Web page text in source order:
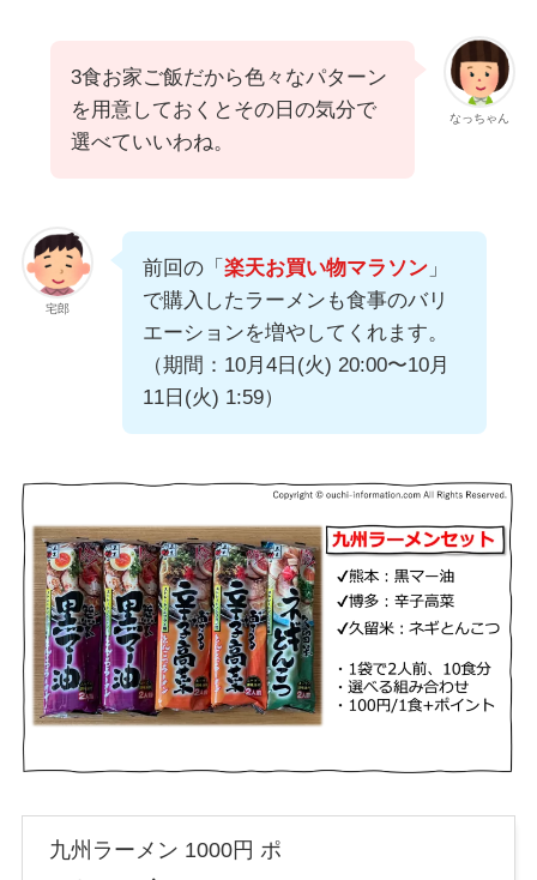
なっちゃん
3食お家ご飯だから色々なパターン
を用意しておくとその日の気分で
選べていいわね。
宅郎
前回の「 楽天お買い物マラソン」
で購入したラーメンも食事のバリ
エーションを増やしてくれます。
（期間：10月4日(火) 20:00〜10月
11日(火) 1:59）
九州ラーメン 1000円 ポ